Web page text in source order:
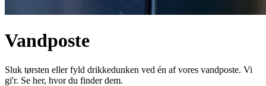
Vandposte
Sluk tørsten eller fyld drikkedunken ved én af vores vandposte. Vi
gi'r. Se her, hvor du finder dem.